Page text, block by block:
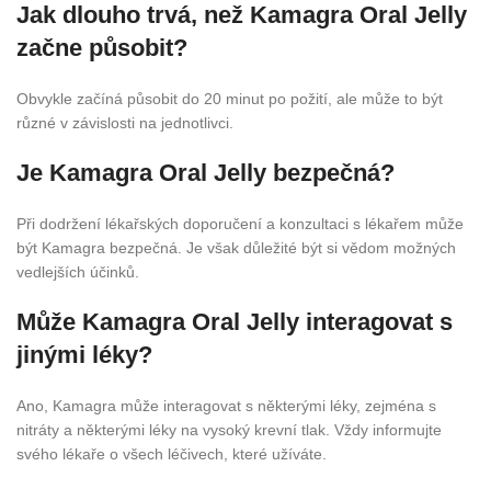
Jak dlouho trvá, než Kamagra Oral Jelly
začne působit?
Obvykle začíná působit do 20 minut po požití, ale může to být
různé v závislosti na jednotlivci.
Je Kamagra Oral Jelly bezpečná?
Při dodržení lékařských doporučení a konzultaci s lékařem může
být Kamagra bezpečná. Je však důležité být si vědom možných
vedlejších účinků.
Může Kamagra Oral Jelly interagovat s
jinými léky?
Ano, Kamagra může interagovat s některými léky, zejména s
nitráty a některými léky na vysoký krevní tlak. Vždy informujte
svého lékaře o všech léčivech, které užíváte.